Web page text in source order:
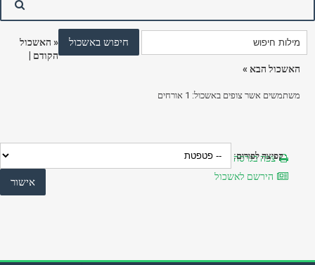
« האשכול
הקודם
האשכול הבא »
משתמשים אשר צופים באשכול: 1 אורחים
צפה בגרסה מותאמת להדפסה
הירשם לאשכול
קפיצה לפורום: